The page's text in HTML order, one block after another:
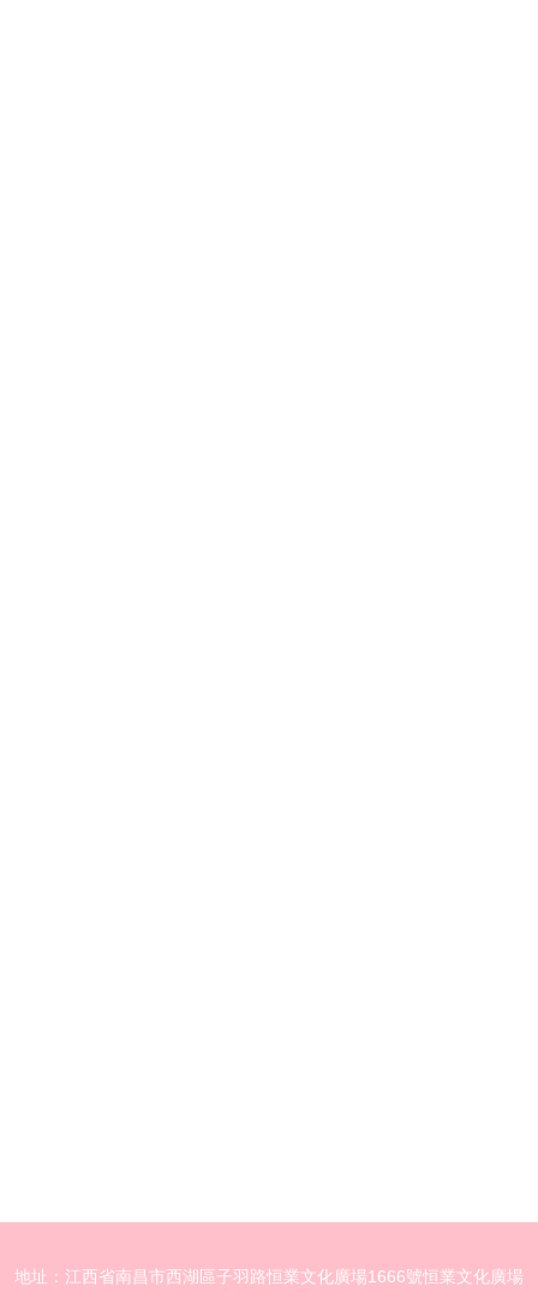
地址：江西省南昌市西湖區子羽路恒業文化廣場1666號恒業文化廣場